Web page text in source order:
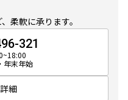
柔軟に承ります。
321
年末年始
細